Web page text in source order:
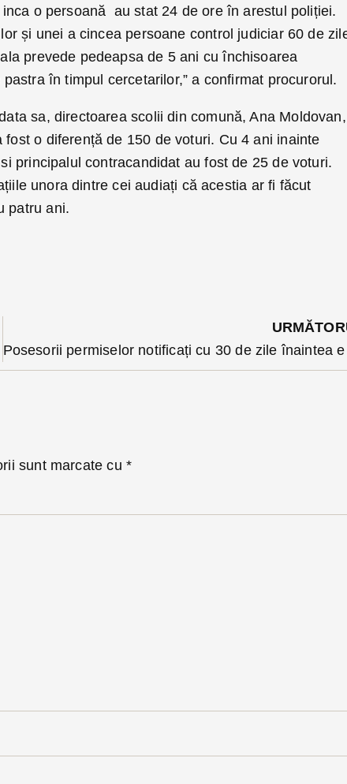
o persoană au stat 24 de ore în arestul poliției.
și unei a cincea persoane control judiciar 60 de
prevede pedeapsa de 5 ani cu închisoarea
în timpul cercetarilor,” a confirmat procurorul.
sa, directoarea scolii din comună, Ana Moldovan,
o diferență de 150 de voturi. Cu 4 ani inainte
principalul contracandidat au fost de 25 de voturi.
unora dintre cei audiați că acestia ar fi făcut
patru ani.
sunt marcate cu *